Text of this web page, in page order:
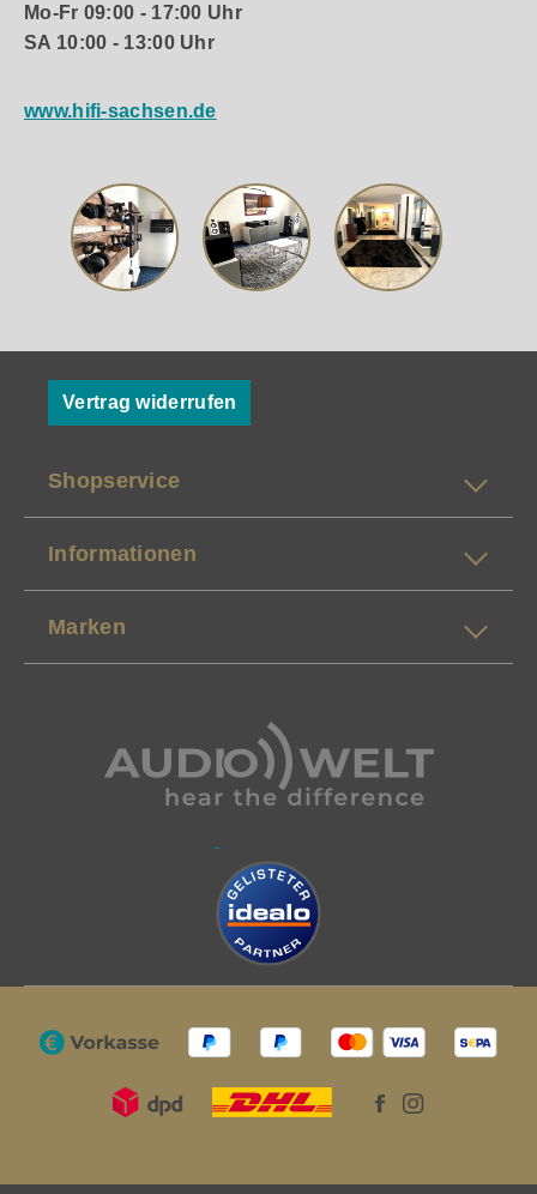
Mo-Fr 09:00 - 17:00 Uhr
SA 10:00 - 13:00 Uhr
www.hifi-sachsen.de
Vertrag widerrufen
Shopservice
Informationen
Marken